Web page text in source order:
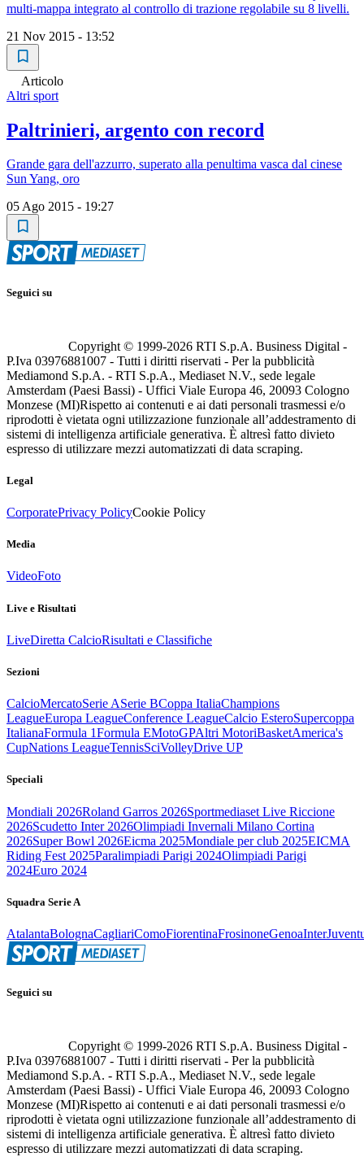
multi-mappa integrato al controllo di trazione regolabile su 8 livelli.
21 Nov 2015 - 13:52
Articolo
Altri sport
Paltrinieri, argento con record
Grande gara dell'azzurro, superato alla penultima vasca dal cinese
Sun Yang, oro
05 Ago 2015 - 19:27
Seguici su
Copyright © 1999-2026 RTI S.p.A. Business Digital -
P.Iva 03976881007 - Tutti i diritti riservati - Per la pubblicità
Mediamond S.p.A. - RTI S.p.A., Mediaset N.V., sede legale
Amsterdam (Paesi Bassi) - Uffici Viale Europa 46, 20093 Cologno
Monzese (MI)Rispetto ai contenuti e ai dati personali trasmessi e/o
riprodotti è vietata ogni utilizzazione funzionale all’addestramento di
sistemi di intelligenza artificiale generativa. È altresì fatto divieto
espresso di utilizzare mezzi automatizzati di data scraping.
Legal
CorporatePrivacy PolicyCookie Policy
Media
VideoFoto
Live e Risultati
LiveDiretta CalcioRisultati e Classifiche
Sezioni
CalcioMercatoSerie ASerie BCoppa ItaliaChampions
LeagueEuropa LeagueConference LeagueCalcio EsteroSupercoppa
ItalianaFormula 1Formula EMotoGPAltri MotoriBasketAmerica's
CupNations LeagueTennisSciVolleyDrive UP
Speciali
Mondiali 2026Roland Garros 2026Sportmediaset Live Riccione
2026Scudetto Inter 2026Olimpiadi Invernali Milano Cortina
2026Super Bowl 2026Eicma 2025Mondiale per club 2025EICMA
Riding Fest 2025Paralimpiadi Parigi 2024Olimpiadi Parigi
2024Euro 2024
Squadra Serie A
AtalantaBolognaCagliariComoFiorentinaFrosinoneGenoaInter
Seguici su
Copyright © 1999-2026 RTI S.p.A. Business Digital -
P.Iva 03976881007 - Tutti i diritti riservati - Per la pubblicità
Mediamond S.p.A. - RTI S.p.A., Mediaset N.V., sede legale
Amsterdam (Paesi Bassi) - Uffici Viale Europa 46, 20093 Cologno
Monzese (MI)Rispetto ai contenuti e ai dati personali trasmessi e/o
riprodotti è vietata ogni utilizzazione funzionale all’addestramento di
sistemi di intelligenza artificiale generativa. È altresì fatto divieto
espresso di utilizzare mezzi automatizzati di data scraping.